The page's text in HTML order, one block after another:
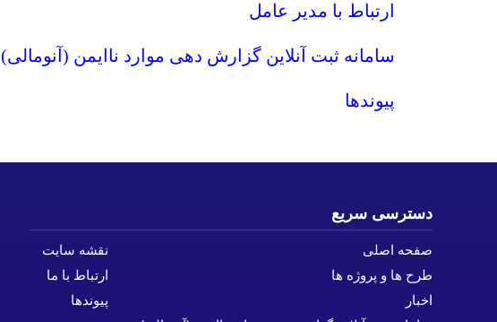
ارتباط با مدیر عامل
سامانه ثبت آنلاین گزارش دهی موارد ناایمن (آنومالی)
پیوندها
دسترسی سریع
صفحه اصلی
طرح ها و پروژه ها
اخبار
نقشه سایت
ارتباط با ما
پیوندها